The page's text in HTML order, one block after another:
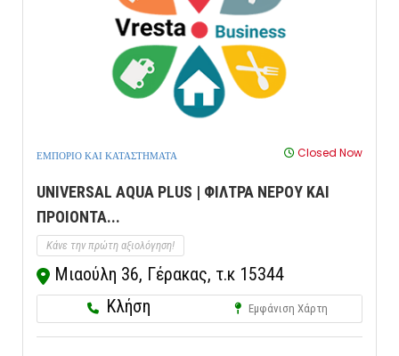
ΕΜΠΟΡΙΟ ΚΑΙ ΚΑΤΑΣΤΗΜΑΤΑ Closed Now
UNIVERSAL AQUA PLUS | ΦΙΛΤΡΑ ΝΕΡΟΥ ΚΑΙ
ΠΡΟΙΟΝΤΑ...
Κάνε την πρώτη αξιολόγηση!
Μιαούλη 36, Γέρακας, τ.κ 15344
Κλήση
Εμφάνιση Χάρτη